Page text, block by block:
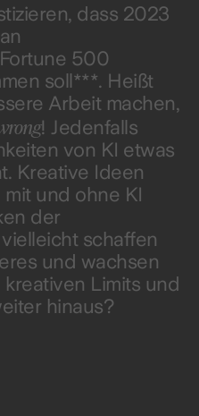
dass 2023
500
soll***. Heißt
Arbeit machen,
! Jedenfalls
von KI etwas
Kreative Ideen
und ohne KI
der
schaffen
und wachsen
Limits und
hinaus?